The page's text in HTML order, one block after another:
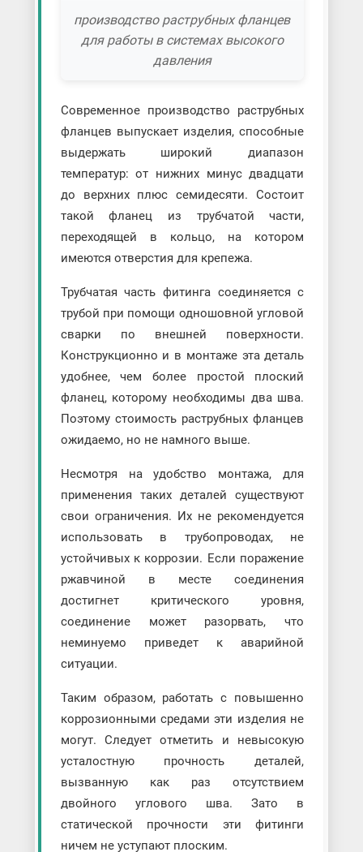
производство раструбных фланцев
для работы в системах высокого
давления
Современное производство раструбных
фланцев выпускает изделия, способные
выдержать широкий диапазон
температур: от нижних минус двадцати
до верхних плюс семидесяти. Состоит
такой фланец из трубчатой части,
переходящей в кольцо, на котором
имеются отверстия для крепежа.
Трубчатая часть фитинга соединяется с
трубой при помощи одношовной угловой
сварки по внешней поверхности.
Конструкционно и в монтаже эта деталь
удобнее, чем более простой плоский
фланец, которому необходимы два шва.
Поэтому стоимость раструбных фланцев
ожидаемо, но не намного выше.
Несмотря на удобство монтажа, для
применения таких деталей существуют
свои ограничения. Их не рекомендуется
использовать в трубопроводах, не
устойчивых к коррозии. Если поражение
ржавчиной в месте соединения
достигнет критического уровня,
соединение может разорвать, что
неминуемо приведет к аварийной
ситуации.
Таким образом, работать с повышенно
коррозионными средами эти изделия не
могут. Следует отметить и невысокую
усталостную прочность деталей,
вызванную как раз отсутствием
двойного углового шва. Зато в
статической прочности эти фитинги
ничем не уступают плоским.